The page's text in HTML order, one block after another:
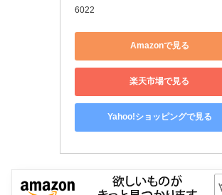
6022
Amazonで見る
楽天市場で見る
Yahoo!ショッピングで見る